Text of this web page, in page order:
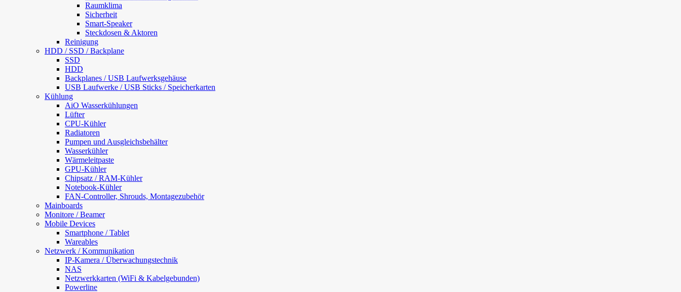
Raumklima
Sicherheit
Smart-Speaker
Steckdosen & Aktoren
Reinigung
HDD / SSD / Backplane
SSD
HDD
Backplanes / USB Laufwerksgehäuse
USB Laufwerke / USB Sticks / Speicherkarten
Kühlung
AiO Wasserkühlungen
Lüfter
CPU-Kühler
Radiatoren
Pumpen und Ausgleichsbehälter
Wasserkühler
Wärmeleitpaste
GPU-Kühler
Chipsatz / RAM-Kühler
Notebook-Kühler
FAN-Controller, Shrouds, Montagezubehör
Mainboards
Monitore / Beamer
Mobile Devices
Smartphone / Tablet
Wareables
Netzwerk / Kommunikation
IP-Kamera / Überwachungstechnik
NAS
Netzwerkkarten (WiFi & Kabelgebunden)
Powerline